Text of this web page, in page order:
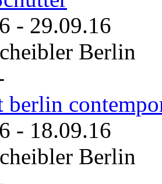
- 29.09.16
Berlin
berlin
- 18.09.16
Berlin